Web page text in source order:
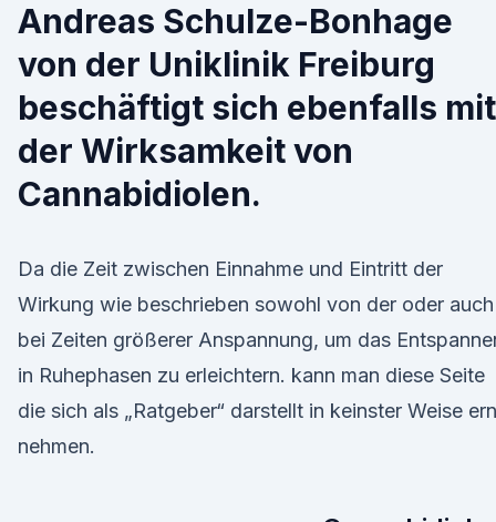
Andreas Schulze-Bonhage
von der Uniklinik Freiburg
beschäftigt sich ebenfalls mit
der Wirksamkeit von
Cannabidiolen.
Da die Zeit zwischen Einnahme und Eintritt der
Wirkung wie beschrieben sowohl von der oder auch
bei Zeiten größerer Anspannung, um das
in Ruhephasen zu erleichtern. kann man diese Seite
die sich als „Ratgeber“ darstellt in keinster Weise
nehmen.